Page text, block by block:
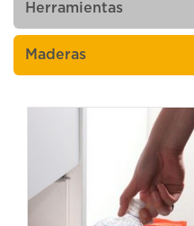
Herramientas
Maderas